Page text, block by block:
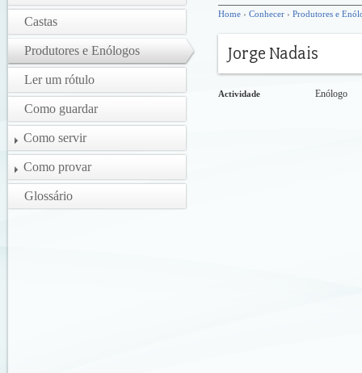
Castas
Produtores e Enólogos
Ler um rótulo
Como guardar
Como servir
Como provar
Glossário
Home › Conhecer › Produtores e
Actividade Enólogo